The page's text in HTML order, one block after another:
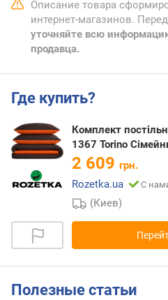
Описание товара
интернет-магазинов.
уточняйте всю
продавца.
Где купить?
Комплект
1367 Torino
2 609 грн.
Rozetka.ua
С
(Киев)
Полезные статьи